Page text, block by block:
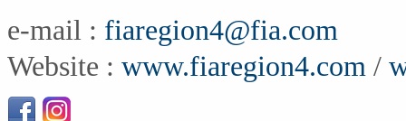
e-mail : fiaregion4@fia.com
Website : www.fiaregion4.com /